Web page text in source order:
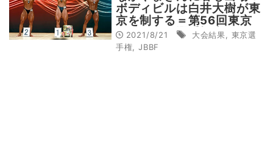
ボディビルは白井大樹が東
京を制する＝第56回東京
ボディビル選手権大会 8・
21速報
2021/8/21 大会結果
東京選
手権
JBBF